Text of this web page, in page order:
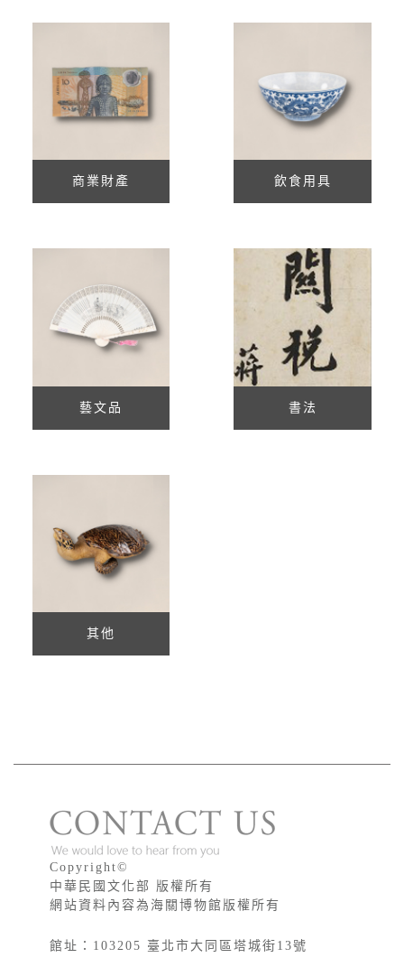
商業財產 飲食用具
藝文品 書法
其他
版權宣告
Copyright©
中華民國文化部 版權所有
網站資料內容為海關博物館版權所有
館址：103205 臺北市大同區塔城街13號